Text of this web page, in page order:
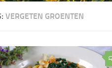
VERGETEN GROENTEN